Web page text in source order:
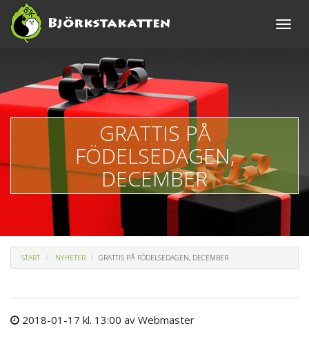
Toggle
GRATTIS PÅ
FÖDELSEDAGEN,
DECEMBER
START NYHETER GRATTIS PÅ FÖDELSEDAGEN, DECEMBER
2018-01-17 kl. 13:00 av Webmaster